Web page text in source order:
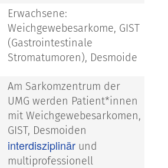
Erwachsene:
Weichgewebesarkome, GIST
(Gastrointestinale
Stromatumoren), Desmoide
Am Sarkomzentrum der
UMG werden Patient*innen
mit Weichgewebesarkomen,
GIST, Desmoiden
interdisziplinär und
multiprofessionell